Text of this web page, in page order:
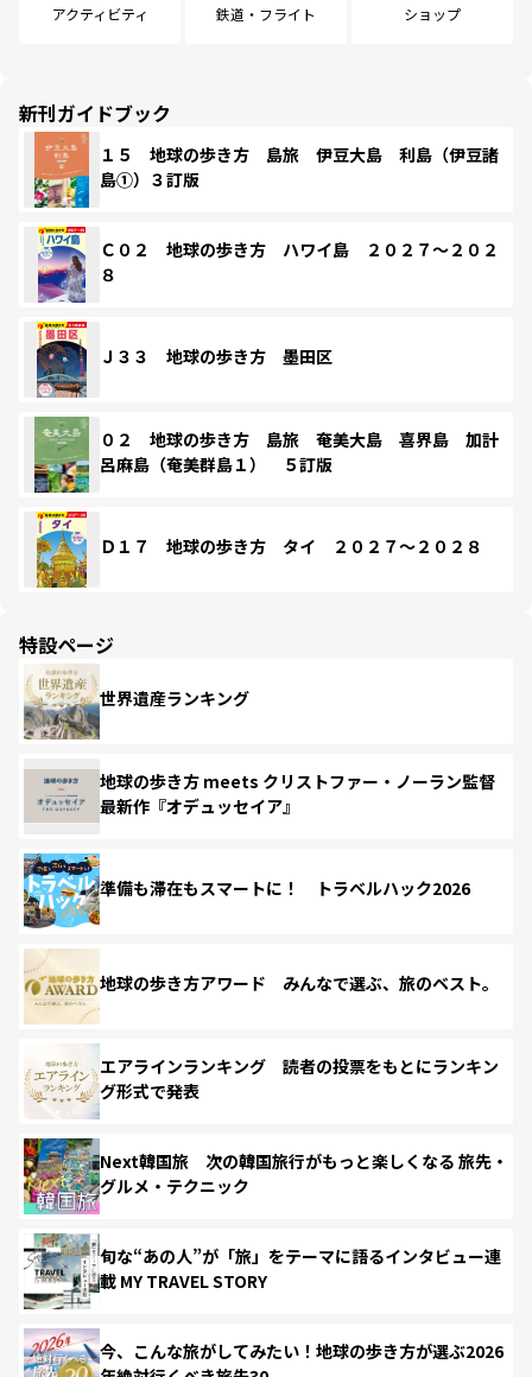
アクティビティ 鉄道・フライト ショップ
新刊ガイドブック
１５ 地球の歩き方 島旅 伊豆大島 利島（伊豆諸
島①）３訂版
Ｃ０２ 地球の歩き方 ハワイ島 ２０２７～２０２
８
Ｊ３３ 地球の歩き方 墨田区
０２ 地球の歩き方 島旅 奄美大島 喜界島 加計
呂麻島（奄美群島１） ５訂版
Ｄ１７ 地球の歩き方 タイ ２０２７～２０２８
特設ページ
世界遺産ランキング
地球の歩き方 meets クリストファー・ノーラン監督
最新作『オデュッセイア』
準備も滞在もスマートに！ トラベルハック2026
地球の歩き方アワード みんなで選ぶ、旅のベスト。
エアラインランキング 読者の投票をもとにランキン
グ形式で発表
Next韓国旅 次の韓国旅行がもっと楽しくなる 旅先・
グルメ・テクニック
旬な“あの人”が「旅」をテーマに語るインタビュー連
載 MY TRAVEL STORY
今、こんな旅がしてみたい！地球の歩き方が選ぶ2026